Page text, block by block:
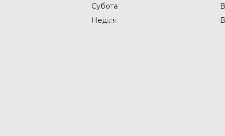
Субота
Неділя